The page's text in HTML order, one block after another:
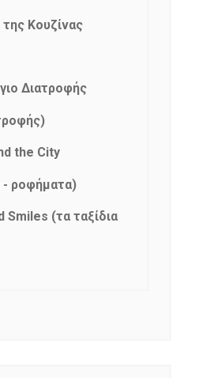
της Κουζίνας
Διατροφής
the City
ροφήματα)
Smiles (τα ταξίδια